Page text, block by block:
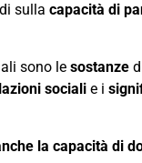
sulla capacità di
sono le sostanze
sociali e i
la capacità di